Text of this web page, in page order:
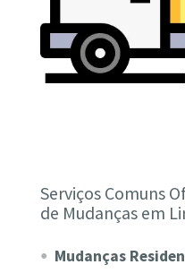
Serviços Comuns
de Mudanças em
Mudanças